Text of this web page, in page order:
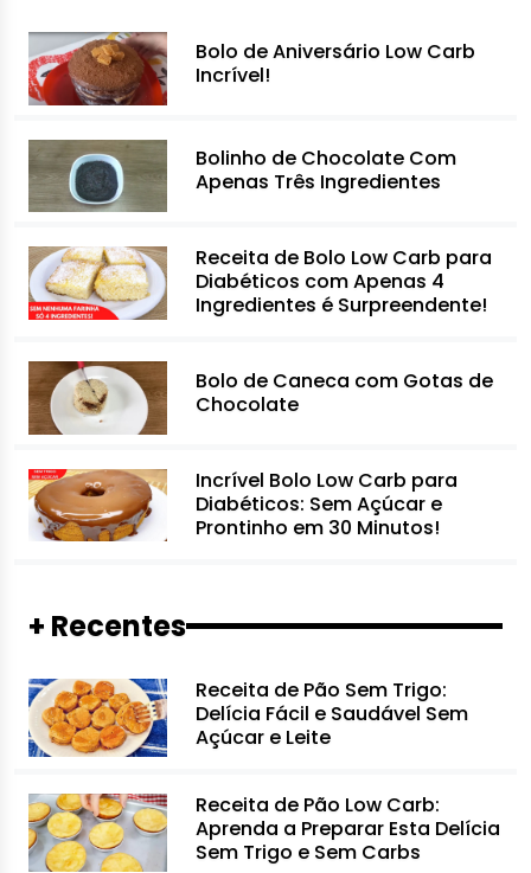
Bolo de Aniversário Low Carb
Incrível!
Bolinho de Chocolate Com
Apenas Três Ingredientes
Receita de Bolo Low Carb para
Diabéticos com Apenas 4
Ingredientes é Surpreendente!
Bolo de Caneca com Gotas de
Chocolate
Incrível Bolo Low Carb para
Diabéticos: Sem Açúcar e
Prontinho em 30 Minutos!
+ Recentes
Receita de Pão Sem Trigo:
Delícia Fácil e Saudável Sem
Açúcar e Leite
Receita de Pão Low Carb:
Aprenda a Preparar Esta Delícia
Sem Trigo e Sem Carbs